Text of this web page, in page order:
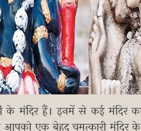
के मंदिर हैं। इनमें से कई मंदिर
एक बेहद चमत्कारी मंदिर के